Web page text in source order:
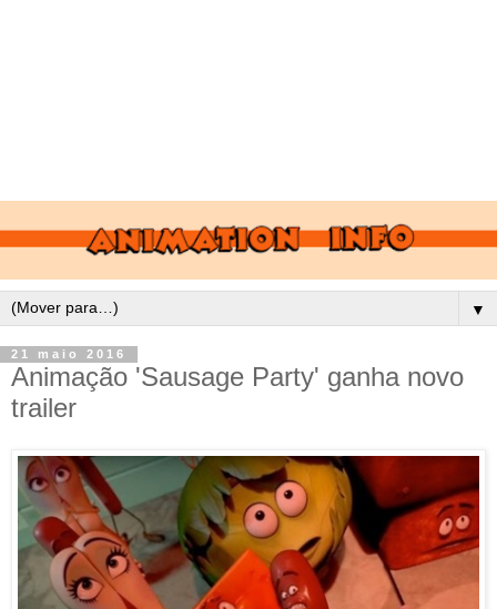
▼
21 maio 2016
Animação 'Sausage Party' ganha novo
trailer